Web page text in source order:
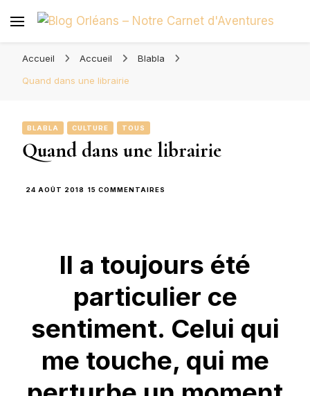
d'Aventures
Accueil Accueil
Blabla
Quand dans une librairie
BLABLA CULTURE TOUS
Quand dans une librairie
24 AOÛT 2018 15 COMMENTAIRES
Il a toujours été
particulier ce
sentiment. Celui qui
me touche, qui me